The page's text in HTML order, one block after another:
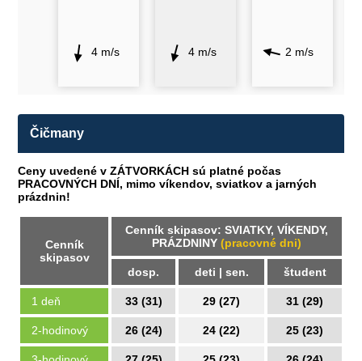
4 m/s 4 m/s 2 m/s
Čičmany
Ceny uvedené v ZÁTVORKÁCH sú platné počas
PRACOVNÝCH DNÍ, mimo víkendov, sviatkov a jarných
prázdnin!
Cenník
skipasov
Cenník skipasov: SVIATKY, VÍKENDY,
PRÁZDNINY (pracovné dni)
dosp. deti | sen. študent
1 deň 33 (31) 29 (27) 31 (29)
2-hodinový 26 (24) 24 (22) 25 (23)